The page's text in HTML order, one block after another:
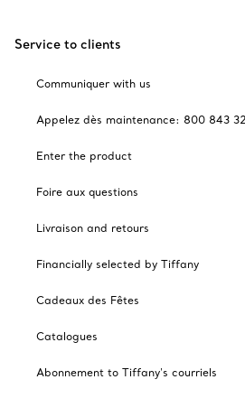
Service to clients
Communiquer with us
Appelez dès maintenance: 800 843
Enter the product
Foire aux questions
Livraison and retours
Financially selected by Tiffany
Cadeaux des Fêtes
Catalogues
Abonnement to Tiffany's courriels